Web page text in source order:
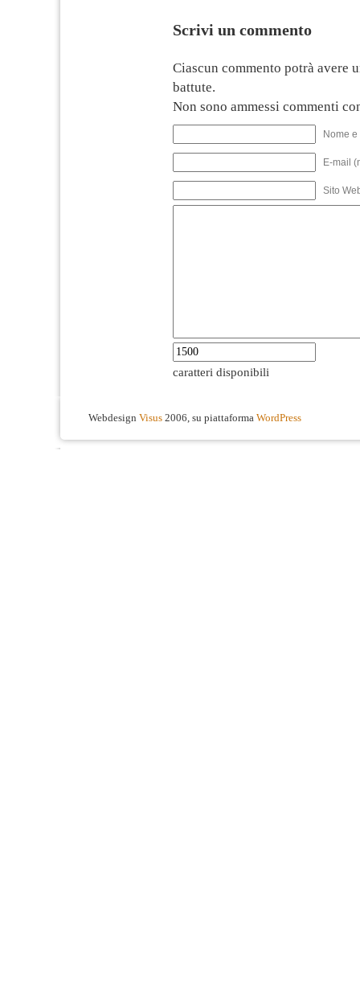
Scrivi un commento
Ciascun commento potrà avere
battute.
Non sono ammessi commenti
Nome
E-mail
Sito
caratteri disponibili
Webdesign Visus 2006, su piattaforma WordPress